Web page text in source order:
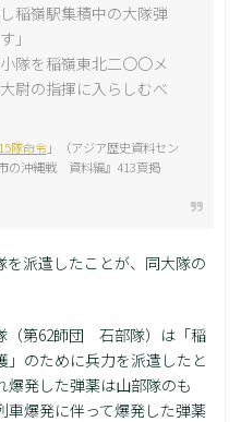
稲嶺駅集積中の大隊弾
」
隊を稲嶺東北二〇〇メ
尉の指揮に入らしむべ
隊命令」（アジア歴史資料セン
の沖縄戦 資料編』413頁掲
を派遣したことが、同大隊の
（第62師団 石部隊）は「稲
のために兵力を派遣したと
爆発した弾薬は山部隊のも
車爆発に伴って爆発した弾薬